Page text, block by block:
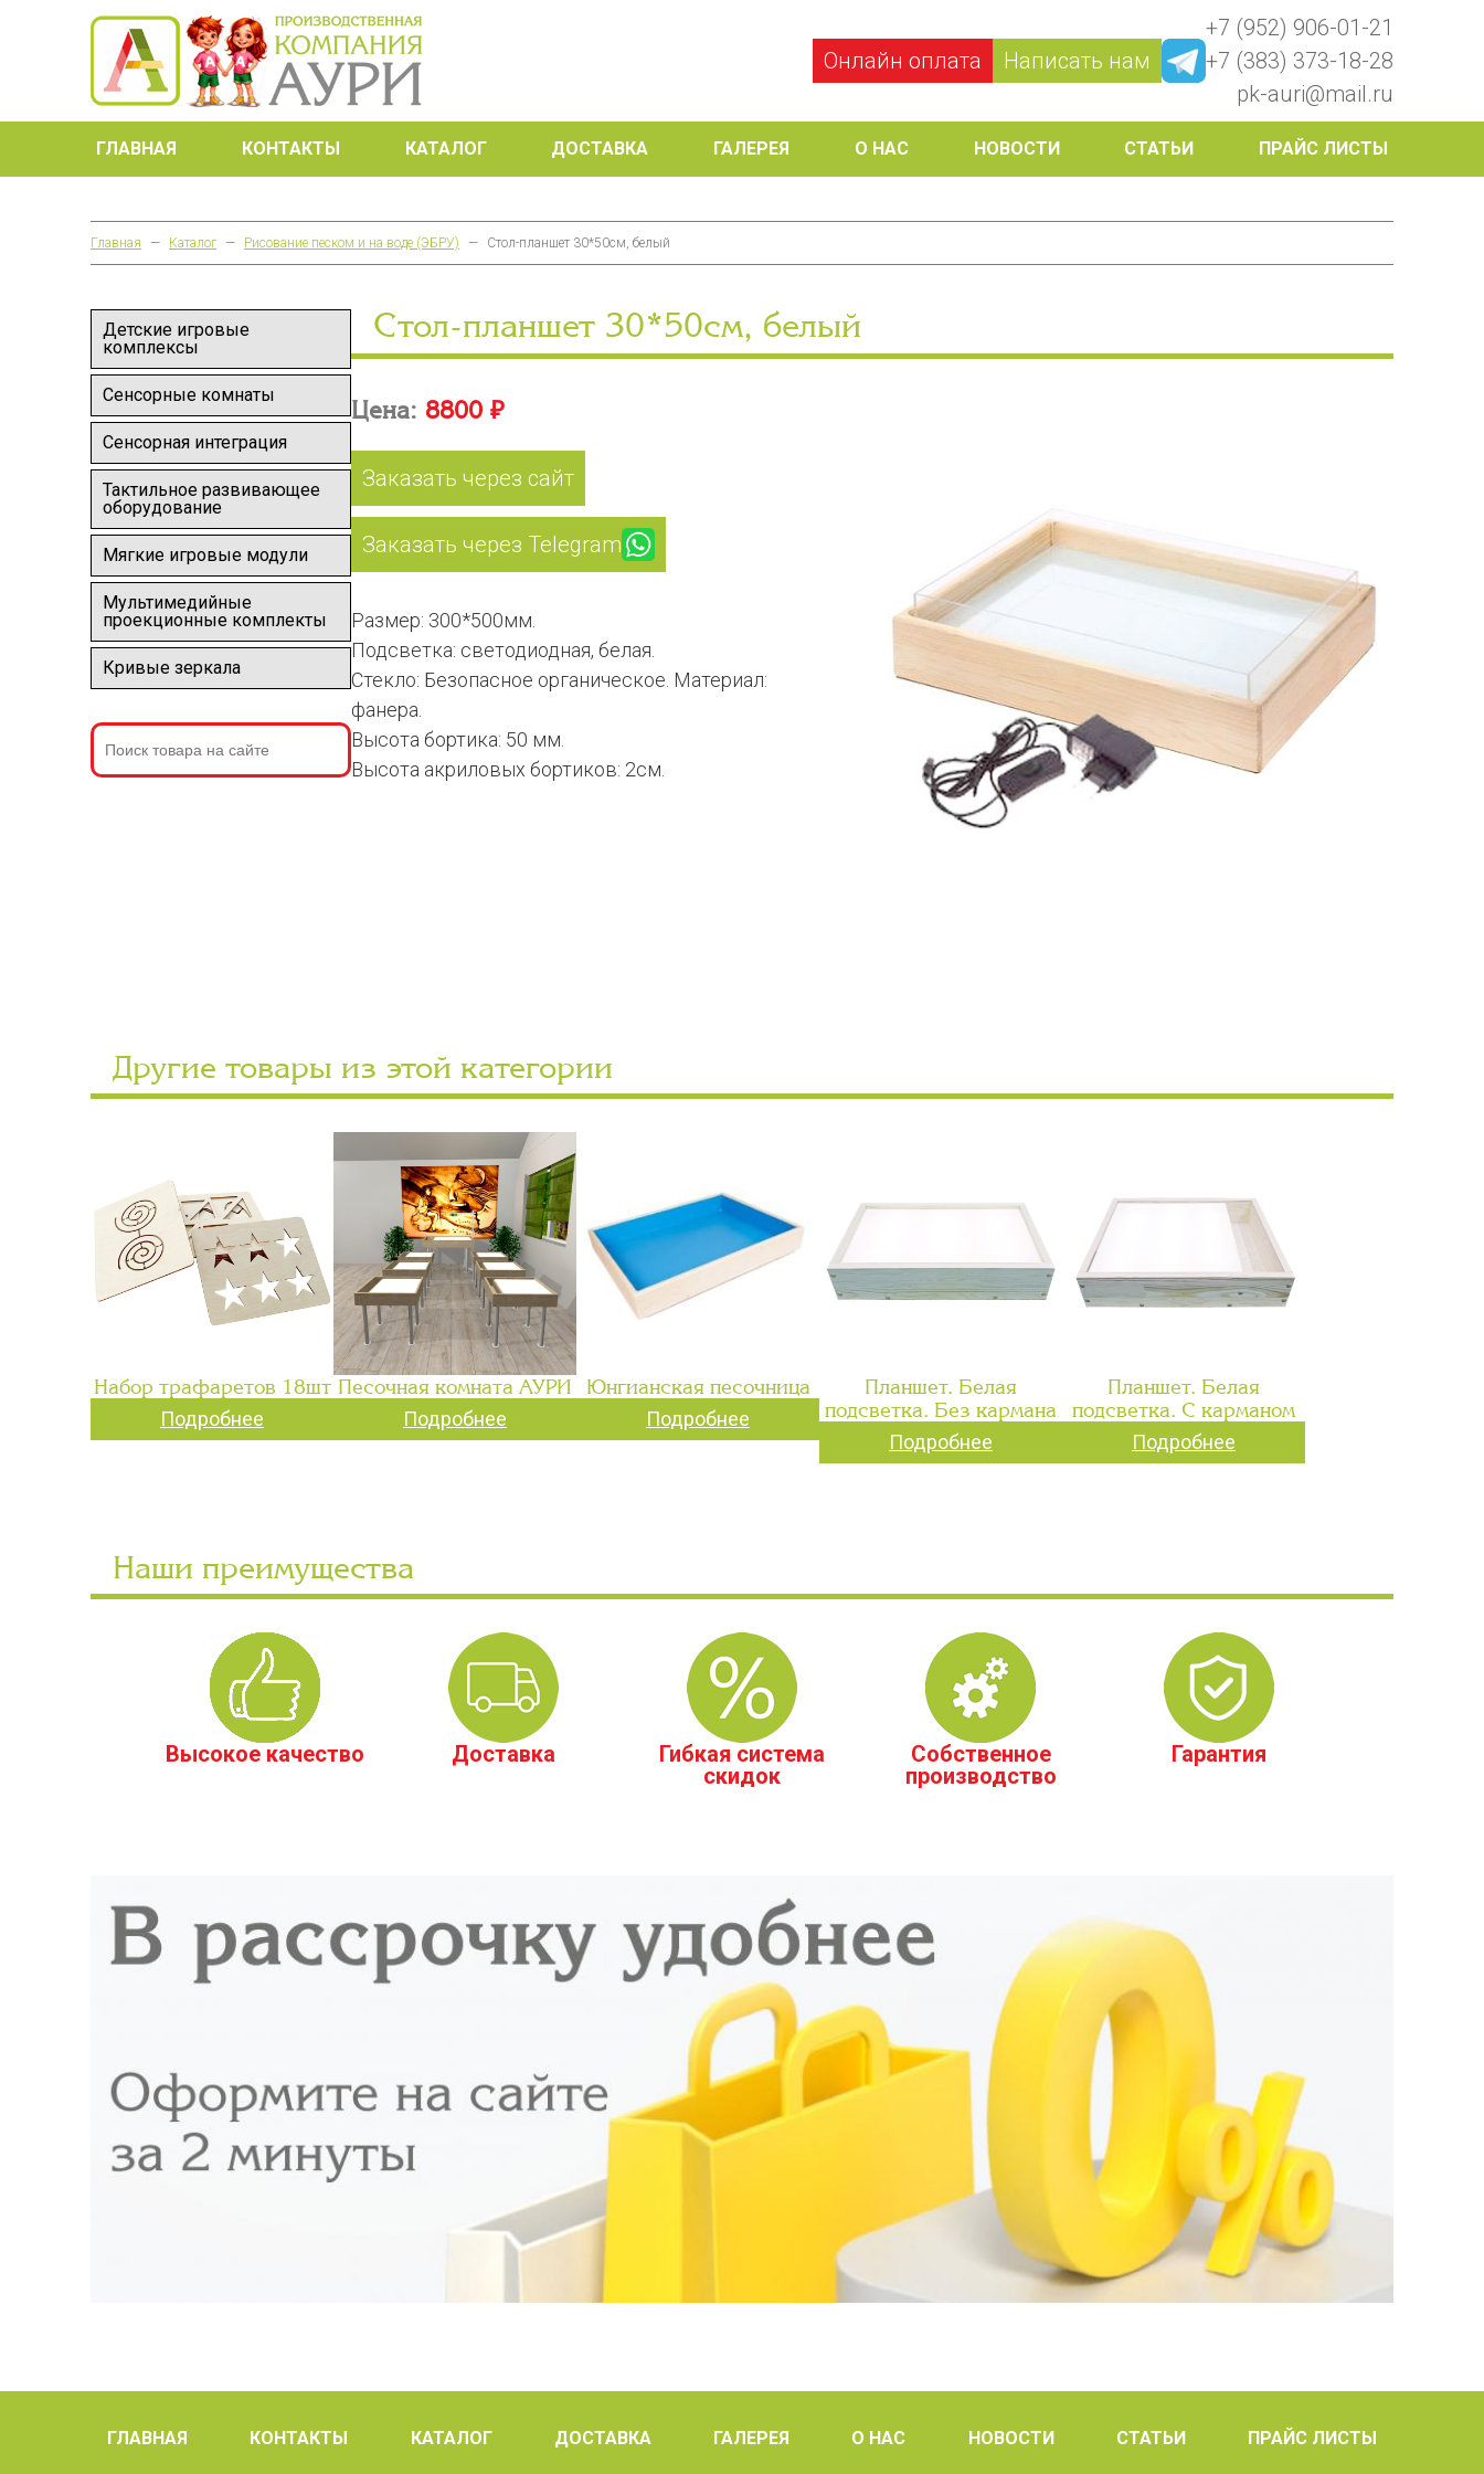
Онлайн оплата Написать нам
+7 (952) 906-01-21
+7 (383) 373-18-28
pk-auri@mail.ru
ГЛАВНАЯ КОНТАКТЫ КАТАЛОГ ДОСТАВКА ГАЛЕРЕЯ О НАС НОВОСТИ СТАТЬИ ПРАЙС ЛИСТЫ
Главная — Каталог — Рисование песком и на воде (ЭБРУ) — Стол-планшет 30*50см, белый
Детские игровые
комплексы
Сенсорные комнаты
Сенсорная интеграция
Тактильное развивающее
оборудование
Мягкие игровые модули
Мультимедийные
проекционные комплекты
Кривые зеркала
Стол-планшет 30*50см, белый
Цена: 8800 ₽
Заказать через сайт
Заказать через Telegram
Размер: 300*500мм.
Подсветка: светодиодная, белая.
Стекло: Безопасное органическое. Материал:
фанера.
Высота бортика: 50 мм.
Высота акриловых бортиков: 2см.
Другие товары из этой категории
Набор трафаретов 18шт
Подробнее
Песочная комната АУРИ
Подробнее
Юнгианская песочница
Подробнее
Планшет. Белая
подсветка. Без кармана
Подробнее
Планшет. Белая
подсветка. С карманом
Подробнее
Наши преимущества
Высокое качество Доставка
Гибкая система
скидок
Собственное
производство
Гарантия
ГЛАВНАЯ КОНТАКТЫ КАТАЛОГ ДОСТАВКА ГАЛЕРЕЯ О НАС НОВОСТИ СТАТЬИ ПРАЙС ЛИСТЫ